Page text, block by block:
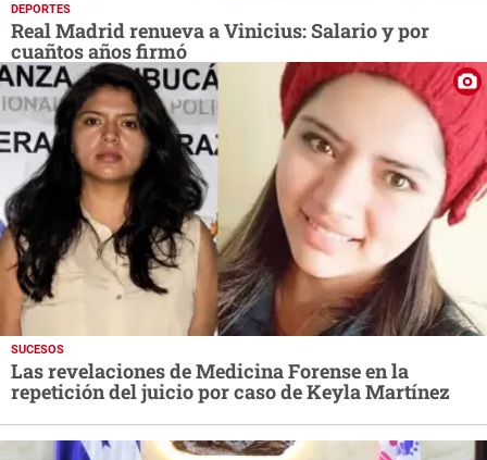
DEPORTES
Real Madrid renueva a Vinicius: Salario y por
cuañtos años firmó
SUCESOS
Las revelaciones de Medicina Forense en la
repetición del juicio por caso de Keyla Martínez